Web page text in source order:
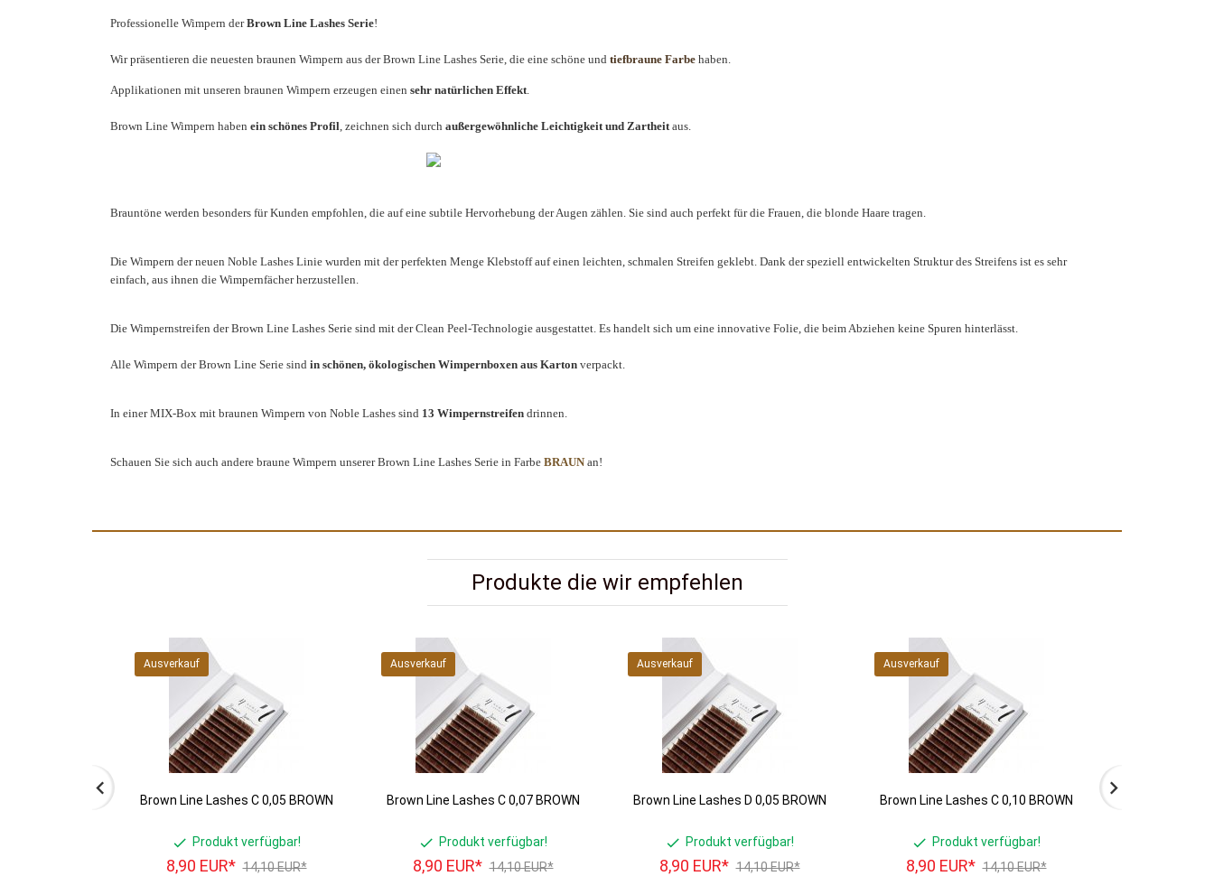
Professionelle Wimpern derBrown Line Lashes Serie!
Wir präsentieren die neuesten braunen Wimpern aus der Brown Line Lashes Serie, die eine schöne und tiefbraune Farbe haben.
Applikationen mit unseren braunen Wimpern erzeugen einen sehr natürlichen Effekt
Brown Line Wimpern haben ein schönes Profil , zeichnen sich durch außergewöhnliche Leichtigkeit und Zartheit aus.
Brauntöne werden besonders für Kunden empfohlen, die auf eine subtile Hervorhebung der Augen zählen. Sie sind auch perfekt für die Frauen, die blonde Haare tragen.
Die Wimpern der neuen Noble Lashes Linie wurden mit der perfekten Menge Klebstoff auf einen leichten, schmalen Streifen geklebt. Dank der speziell entwickelten Struktur des Streifens ist es sehr
einfach, aus ihnen die Wimpernfächer herzustellen.
Die Wimpernstreifen der Brown Line Lashes Serie sind mit der Clean Peel-Technologie ausgestattet. Es handelt sich um eine innovative Folie, die beim Abziehen keine Spuren hinterlässt.
Alle Wimpern der Brown Line Serie sind in schönen, ökologischen Wimpernboxen aus Karton verpackt.
In einer MIX-Box mit braunen Wimpern von Noble Lashes sind 13 Wimpernstreifen drinnen.
Schauen Sie sich auch andere braune Wimpern unserer Brown Line Lashes Serie in Farbe BRAUN an!
Produkte die wir empfehlen
Ausverkauf
Brown Line Lashes C 0,05 BROWN
Produkt verfügbar!
8,90 EUR* 14,10 EUR*
Ausverkauf
Brown Line Lashes C 0,07 BROWN
Produkt verfügbar!
8,90 EUR* 14,10 EUR*
Ausverkauf
Brown Line Lashes D 0,05 BROWN
Produkt verfügbar!
8,90 EUR* 14,10 EUR*
Ausverkauf
Brown Line Lashes C 0,10 BROWN
Produkt verfügbar!
8,90 EUR* 14,10 EUR*